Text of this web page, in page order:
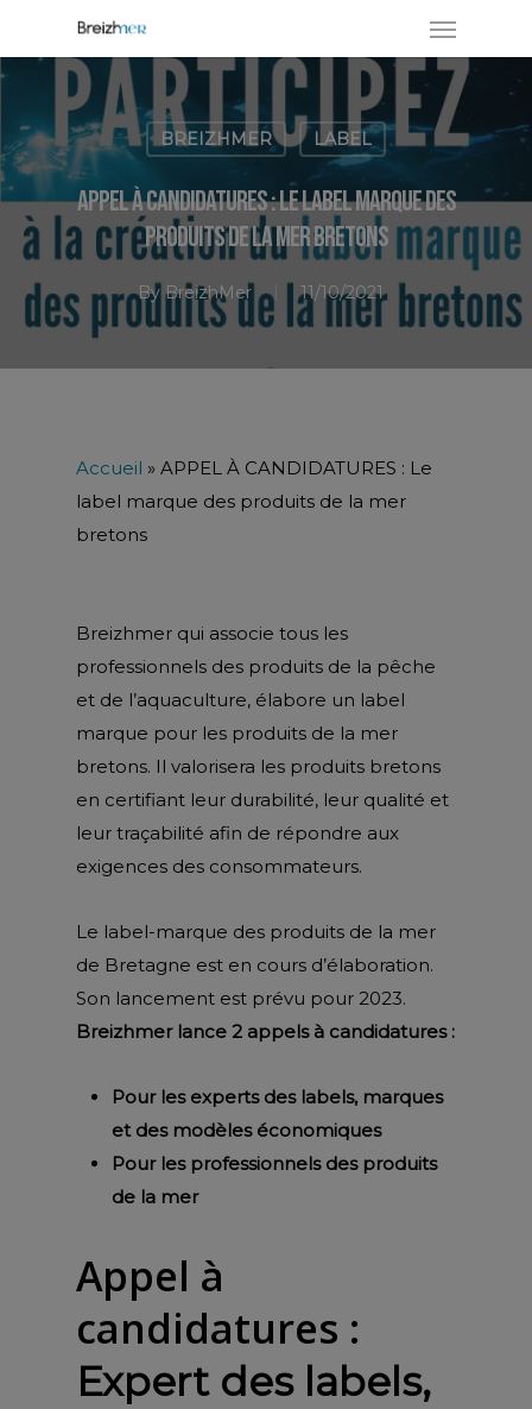
BREIZHMER LABEL
APPEL À CANDIDATURES : Le label marque des
produits de la mer bretons
By BreizhMer 11/10/2021
Accueil » APPEL À CANDIDATURES : Le
label marque des produits de la mer
bretons
Breizhmer qui associe tous les
professionnels des produits de la pêche
et de l’aquaculture, élabore un label
marque pour les produits de la mer
bretons. Il valorisera les produits bretons
en certifiant leur durabilité, leur qualité et
leur traçabilité afin de répondre aux
exigences des consommateurs.
Le label-marque des produits de la mer
de Bretagne est en cours d’élaboration.
Son lancement est prévu pour 2023.
Breizhmer lance 2 appels à candidatures :
Pour les experts des labels, marques
et des modèles économiques
Pour les professionnels des produits
de la mer
Appel à
candidatures :
Expert des labels,